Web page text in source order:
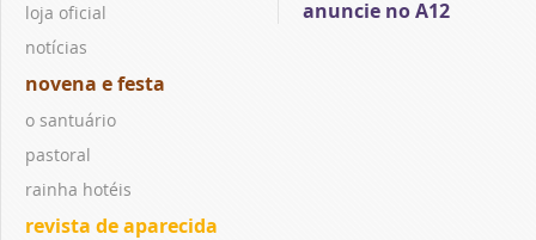
loja oficial
notícias
novena e festa
o santuário
pastoral
rainha hotéis
revista de aparecida
anuncie no A12